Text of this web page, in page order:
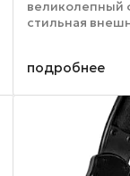
великолепный
стильная
Благодаря
подробнее